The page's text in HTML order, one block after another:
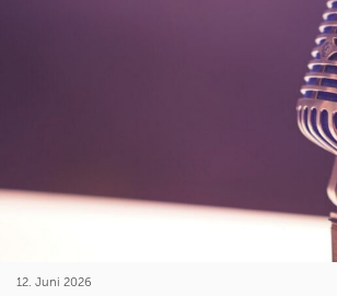
12. Juni 2026